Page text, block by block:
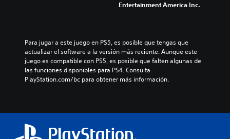
Entertainment America Inc.
Para jugar a este juego en PS5, es posible que tengas que
actualizar el software a la versión más reciente. Aunque este
juego es compatible con PS5, es posible que falten algunas de
las funciones disponibles para PS4. Consulta
PlayStation.com/bc para obtener más información.